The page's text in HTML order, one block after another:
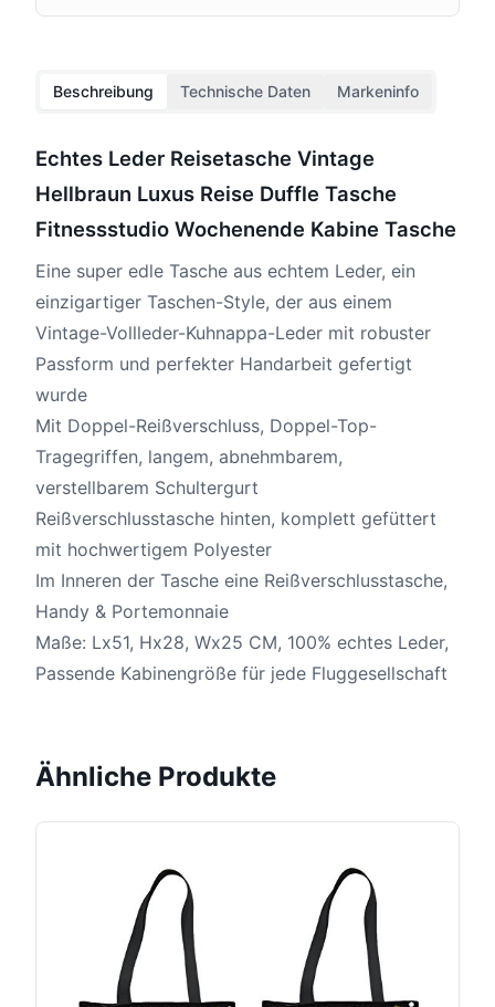
Beschreibung Technische Daten Markeninfo
Echtes Leder Reisetasche Vintage
Hellbraun Luxus Reise Duffle Tasche
Fitnessstudio Wochenende Kabine Tasche
Eine super edle Tasche aus echtem Leder, ein
einzigartiger Taschen-Style, der aus einem
Vintage-Vollleder-Kuhnappa-Leder mit robuster
Passform und perfekter Handarbeit gefertigt
wurde
Mit Doppel-Reißverschluss, Doppel-Top-
Tragegriffen, langem, abnehmbarem,
verstellbarem Schultergurt
Reißverschlusstasche hinten, komplett gefüttert
mit hochwertigem Polyester
Im Inneren der Tasche eine Reißverschlusstasche,
Handy & Portemonnaie
Maße: Lx51, Hx28, Wx25 CM, 100% echtes Leder,
Passende Kabinengröße für jede Fluggesellschaft
Ähnliche Produkte